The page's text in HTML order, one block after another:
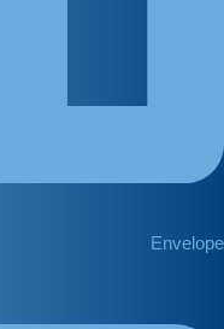
Envelope